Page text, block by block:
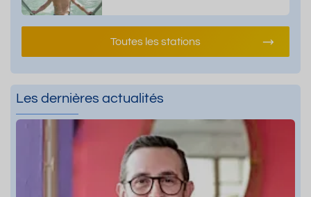
Toutes les stations
Les dernières actualités